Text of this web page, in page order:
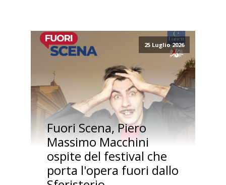
25 Luglio 2026
Fuori Scena, Piero
Massimo Macchini
ospite del festival che
porta l'opera fuori dallo